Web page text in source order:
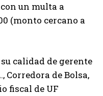
un multa a
(monto cercano a
calidad de gerente
Corredora de Bolsa,
fiscal de UF